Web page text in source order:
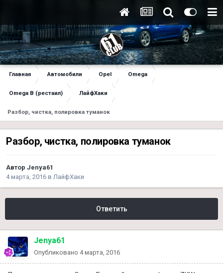
Главная Автомобили Opel Omega
Omega B (рестаил) ЛайфХаки
Разбор, чистка, полировка туманок
Разбор, чистка, полировка туманок
Автор Jenya61
4 марта, 2016 в ЛайфХаки
Ответить
Jenya61
Опубликовано 4 марта, 2016